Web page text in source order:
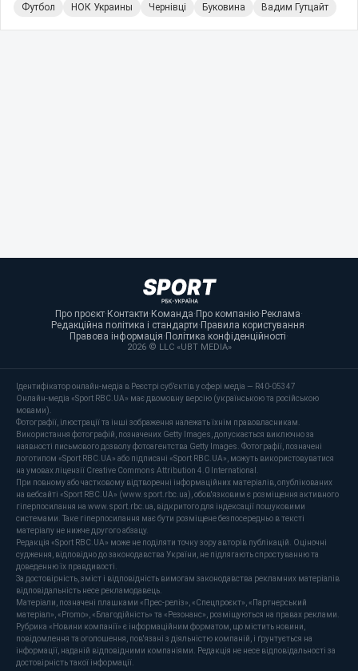
Футбол НОК Украины Чернівці Буковина Вадим Гутцайт
Про проєкт·Контакти·Команда·Про компанію·Реклама·
Редакційна політика і стандарти·Правила користування·
Правова інформація·Політика конфіденційності·
2026 © LLC «UBT MEDIA»
Ідентифікатор онлайн-медіа в Реєстрі суб’єктів у сфері медіа — R40-05347
Онлайн-медіа «Sport RBC.UA» має двомовну версію (українською та російською
мовами).
Фотографії, ілюстрації та інші зображення належать їхнім правовласникам.
Використання фотографій, позначених Getty Images, допускається виключно за
наявності письмового дозволу фотоагентства Getty Images. Фотографії, позначені
логотипом «Sport RBC.UA» або підписані «Sport RBC.UA», можуть використовуватися
на умовах ліцензії Creative Commons Attribution 4.0 International.
При повному або частковому відтворенні інформаційних матеріалів, опублікованих
на вебсайті «Sport RBC.UA» (www.sport.rbc.ua), обов'язковим є розміщення активного
гіперпосилання на www.sport.rbc.ua, відкритого для індексації пошуковими
системами. Таке гіперпосилання має бути розміщене безпосередньо в тексті
матеріалу не нижче другого абзацу.
Редакція «Sport RBC.UA» може не поділяти точку зору авторів публікацій. Оціночні
судження, відповідно до законодавства України, не підлягають спростуванню та
доведенню їх правдивості.
За достовірність, зміст і відповідність вимогам законодавства рекламних матеріалів
відповідальність несе рекламодавець.
Матеріали, позначені плашками «Прес-реліз», «Спецпроєкт», «Партнерський
матеріал», «Promo», «Благодійність» та «Резонанс», розміщуються на правах реклами.
Рубрика «Новини компанії» є інформаційним форматом, що містить новини,
повідомлення та оголошення, пов'язані з діяльністю компаній, і ґрунтується на
інформації, наданій відповідними компаніями. Редакція не несе відповідальності за
достовірність такої інформації.